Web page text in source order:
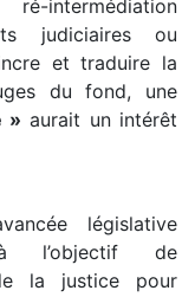
intermédiation
judiciaires ou
et traduire la
du fond, une
» aurait un intérêt
législative
l’objectif de
la justice pour